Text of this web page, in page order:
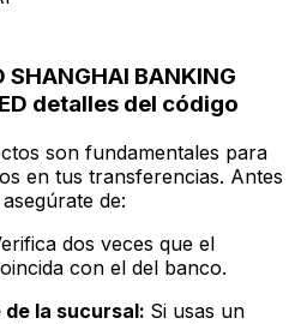
SHANGHAI BANKING
detalles del código
son fundamentales para
en tus transferencias. Antes
de:
dos veces que el
con el del banco.
la sucursal: Si usas un